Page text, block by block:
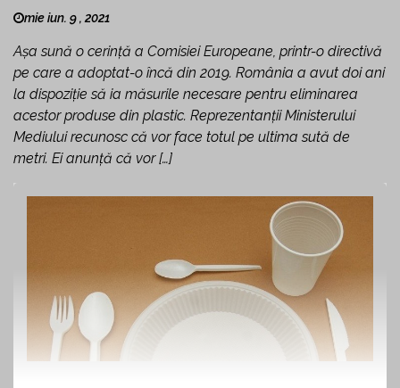
mie iun. 9 , 2021
Așa sună o cerință a Comisiei Europeane, printr-o directivă
pe care a adoptat-o încă din 2019. România a avut doi ani
la dispoziţie să ia măsurile necesare pentru eliminarea
acestor produse din plastic. Reprezentanţii Ministerului
Mediului recunosc că vor face totul pe ultima sută de
metri. Ei anunță că vor […]